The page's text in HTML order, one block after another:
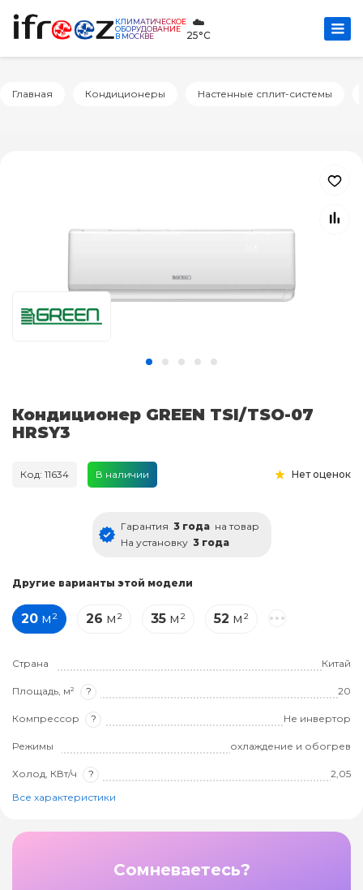
КЛИМАТИЧЕСКОЕ
ОБОРУДОВАНИЕ
В МОСКВЕ
☁️
25°C
Главная Кондиционеры Настенные сплит-системы
Кондиционер GREEN TSI/TSO-07
HRSY3
Код: 11634 В наличии Нет оценок
Гарантия 3 года на товар
На установку 3 года
Другие варианты этой модели
20 м² 26 м² 35 м² 52 м²
Страна Китай
Площадь, м² ? 20
Компрессор ? Не инвертор
Режимы охлаждение и обогрев
Холод, КВт/ч ?
2,05
Все характеристики
Сомневаетесь?